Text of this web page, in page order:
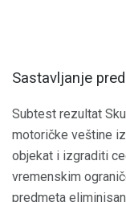
Sastavljanje
Subtest rezultat
motoričke veštine
objekat i izgraditi
vremenskim
predmeta